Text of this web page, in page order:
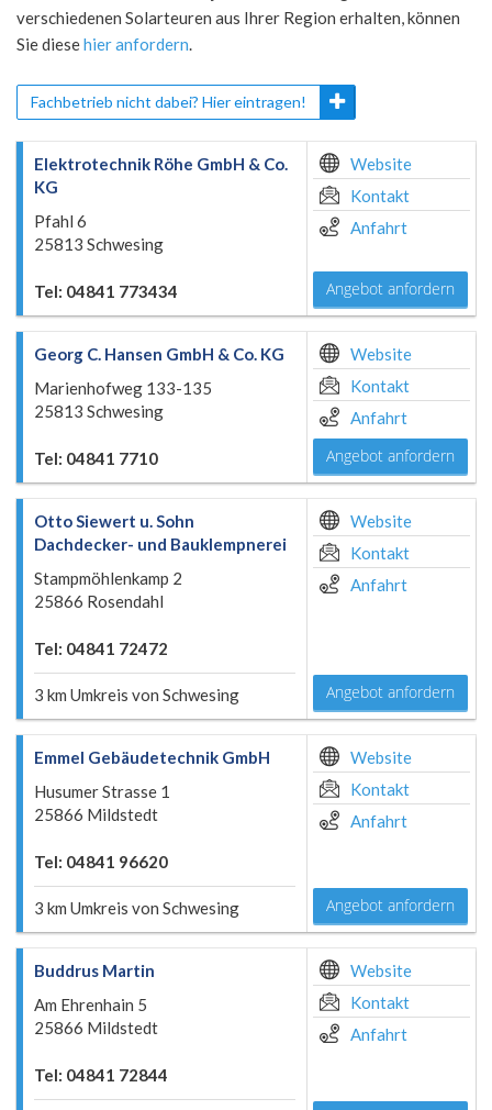
verschiedenen Solarteuren aus Ihrer Region erhalten, können
Sie diesehier anfordern.
Fachbetrieb nicht dabei? Hier eintragen!
Elektrotechnik Röhe GmbH & Co.
KG
Pfahl 6
25813 Schwesing
Tel: 04841 773434
Website
Kontakt
Anfahrt
Angebot anfordern
Georg C. Hansen GmbH & Co. KG
Marienhofweg 133-135
25813 Schwesing
Tel: 04841 7710
Website
Kontakt
Anfahrt
Angebot anfordern
Otto Siewert u. Sohn
Dachdecker- und Bauklempnerei
Stampmöhlenkamp 2
25866 Rosendahl
Tel: 04841 72472
3 km Umkreis von Schwesing
Website
Kontakt
Anfahrt
Angebot anfordern
Emmel Gebäudetechnik GmbH
Husumer Strasse 1
25866 Mildstedt
Tel: 04841 96620
3 km Umkreis von Schwesing
Website
Kontakt
Anfahrt
Angebot anfordern
Buddrus Martin
Am Ehrenhain 5
25866 Mildstedt
Tel: 04841 72844
Website
Kontakt
Anfahrt